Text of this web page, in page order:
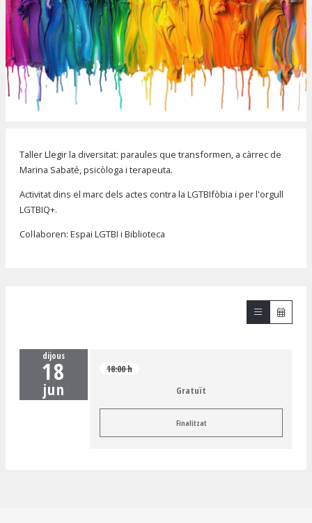
Taller Llegir la diversitat: paraules que transformen, a càrrec de
Marina Sabaté, psicòloga i terapeuta.
Activitat dins el marc dels actes contra la LGTBIfòbia i per l'orgull
LGTBIQ+.
Col·laboren: Espai LGTBI i Biblioteca
dijous
18
jun
18:00 h
Gratuït
Finalitzat